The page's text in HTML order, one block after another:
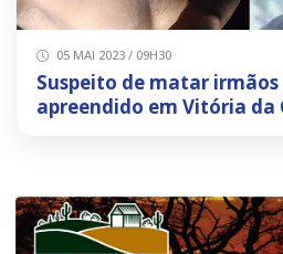
05 MAI 2023 / 09H30
Suspeito de matar irmãos
apreendido em Vitória da